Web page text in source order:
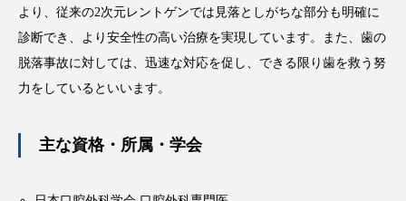
より、従来の2次元レントゲンでは見落としがちな部分も明確に
診断でき、より安全性の高い治療を実現しています。また、歯の
脱落事故に対しては、迅速な対応を促し、できる限り歯を救う努
力をしているといいます。
主な資格・所属・学会